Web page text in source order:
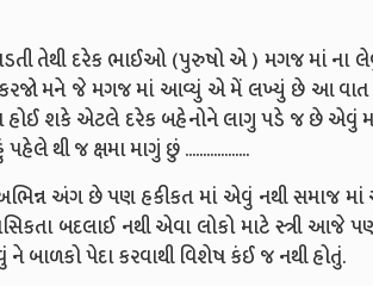
તેથી દરેક ભાઈઓ (પુરુષો એ ) મગજ માં ના
મને જે મગજ માં આવ્યું એ મેં લખ્યું છે આ વાત
હોઈ શકે એટલે દરેક બહેનોને લાગુ પડે જ છે એવું
થી જ ક્ષમા માગું છું ..................
અંગ છે પણ હકીકત માં એવું નથી સમાજ માં
બદલાઈ નથી એવા લોકો માટે સ્ત્રી આજે
બાળકો પેદા કરવાથી વિશેષ કંઈ જ નથી હોતું.